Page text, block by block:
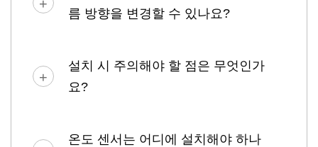
름 방향을 변경할 수 있나요?
설치 시 주의해야 할 점은 무엇인가
요?
온도 센서는 어디에 설치해야 하나